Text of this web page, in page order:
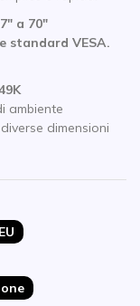
a 70″
standard VESA.
ambiente
dimensioni